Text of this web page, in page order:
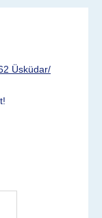
Üsküdar/